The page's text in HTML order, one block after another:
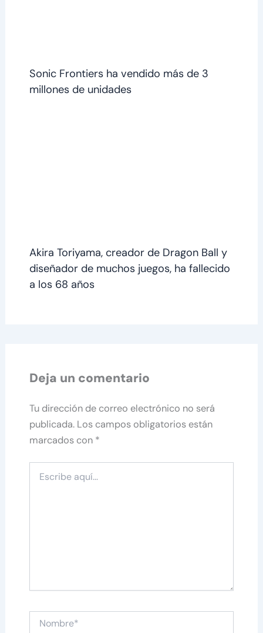
Sonic Frontiers ha vendido más de 3
millones de unidades
Akira Toriyama, creador de Dragon Ball y
diseñador de muchos juegos, ha fallecido
a los 68 años
Deja un comentario
Tu dirección de correo electrónico no será
publicada. Los campos obligatorios están
marcados con *
aquí...